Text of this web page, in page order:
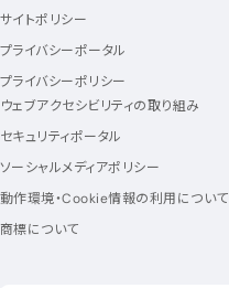
サイトポリシー
プライバシーポータル
プライバシーポリシー
ウェブアクセシビリティの取り組み
セキュリティポータル
ソーシャルメディアポリシー
動作環境・Cookie情報の利用について
商標について